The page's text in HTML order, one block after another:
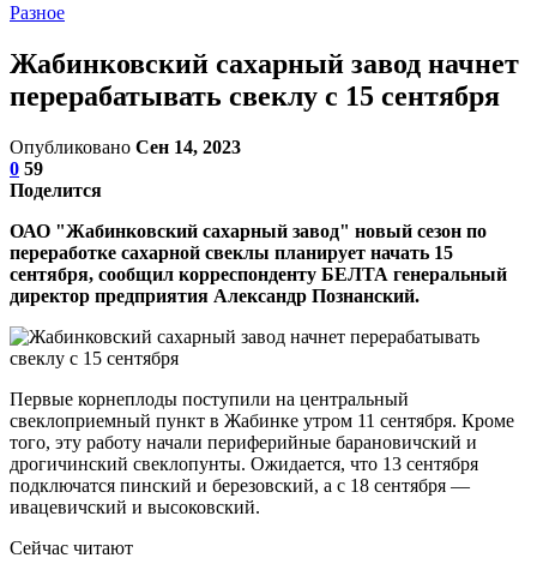
Разное
Жабинковский сахарный завод начнет
перерабатывать свеклу с 15 сентября
Опубликовано Сен 14, 2023
0 59
Поделится
ОАО "Жабинковский сахарный завод" новый сезон по
переработке сахарной свеклы планирует начать 15
сентября, сообщил корреспонденту БЕЛТА генеральный
директор предприятия Александр Познанский.
Первые корнеплоды поступили на центральный
свеклоприемный пункт в Жабинке утром 11 сентября. Кроме
того, эту работу начали периферийные барановичский и
дрогичинский свеклопунты. Ожидается, что 13 сентября
подключатся пинский и березовский, а с 18 сентября —
ивацевичский и высоковский.
Сейчас читают